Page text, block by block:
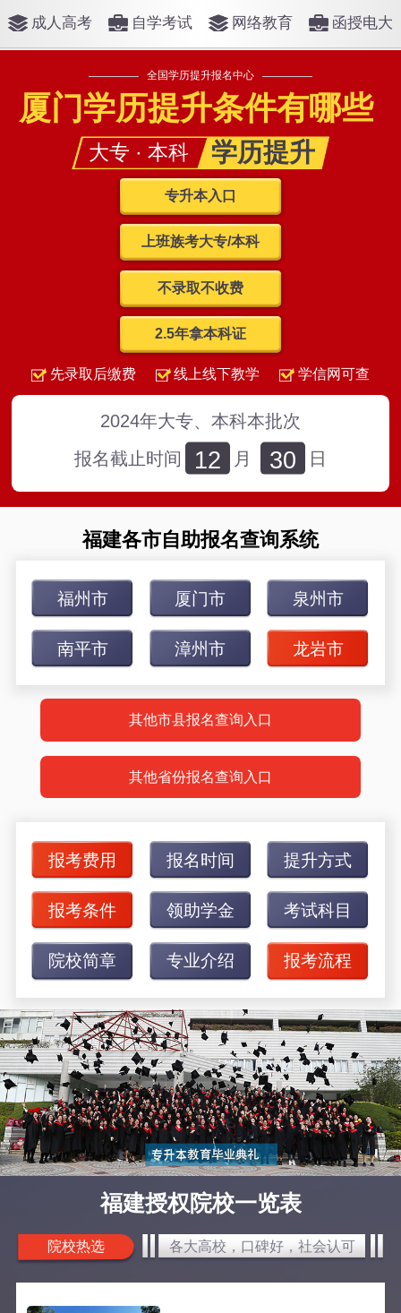
成人高考 自学考试 网络教育 函授电大
全国学历提升报名中心
厦门学历提升条件有哪些
大专 · 本科 学历提升
专升本入口
上班族考大专/本科
不录取不收费
2.5年拿本科证
先录取后缴费 线上线下教学 学信网可查
2024年大专、本科本批次
报名截止时间
12 月 30 日
福建各市自助报名查询系统
福州市 厦门市 泉州市
南平市 漳州市 龙岩市
其他市县报名查询入口
其他省份报名查询入口
报考费用 报名时间 提升方式
报考条件 领助学金 考试科目
院校简章 专业介绍 报考流程
福建授权院校一览表
院校热选 各大高校，口碑好，社会认可